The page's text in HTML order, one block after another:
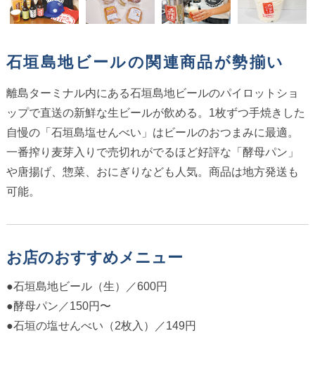
石垣島地ビールの関連商品が勢揃い
離島ターミナル内にある石垣島地ビールのパイロットショ
ップで直送の新鮮な生ビールが飲める。1枚ずつ手焼きした
自慢の「石垣島塩せんべい」はビールのおつまみに最適。
一番搾り麦芽入りで売切れがでるほど好評な「酵母パン」
や唐揚げ、惣菜、おにぎりなども人気。商品は地方発送も
可能。
お店のおすすめメニュー
●石垣島地ビール（生）／600円
●酵母パン／150円〜
●石垣の塩せんべい（2枚入）／149円